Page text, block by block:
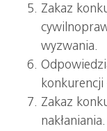
Zakaz
wyzwania.
Zakaz
nakłaniania.